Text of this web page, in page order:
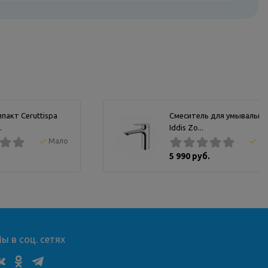
Ceruttispa
Мало
Смеситель для
Iddis Zo...
5 990 руб.
в соц. сетях